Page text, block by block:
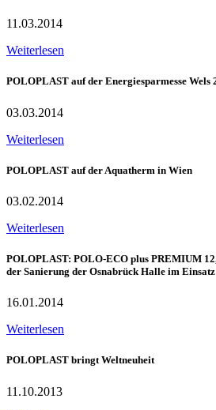
11.03.2014
Weiterlesen
POLOPLAST auf der Energiesparmesse Wels
03.03.2014
Weiterlesen
POLOPLAST auf der Aquatherm in Wien
03.02.2014
Weiterlesen
POLOPLAST: POLO-ECO plus PREMIUM
der Sanierung der Osnabrück Halle im Einsatz
16.01.2014
Weiterlesen
POLOPLAST bringt Weltneuheit
11.10.2013